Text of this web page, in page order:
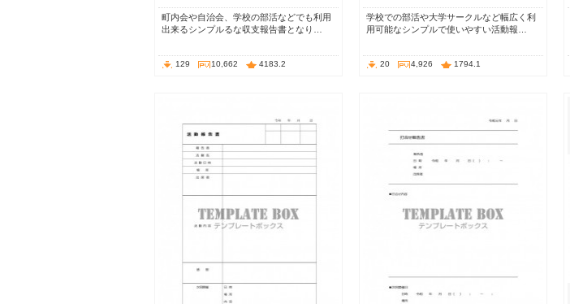
町内会や自治会、学校の部活などでも利用
出来るシンプルるな収支報告書となり…
129 10,662 4183.2
学校での部活や大学サークルなど幅広く利
用可能なシンプルで使いやすい活動報…
20 4,926 1794.1